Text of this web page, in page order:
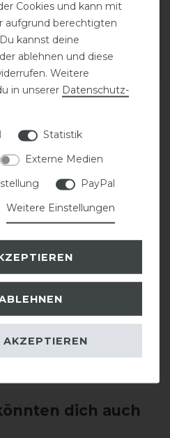
statt 149,00 €
74,50 € *
1 Paar
ARTIKEL MERKEN
dich auch
Cookies und kann mit
aufgrund berechtigten
kannst deine
ablehnen und diese
Weitere
in unserer Daten­schutz­
Statistik
Externe Medien
PayPal
Weitere Einstellungen